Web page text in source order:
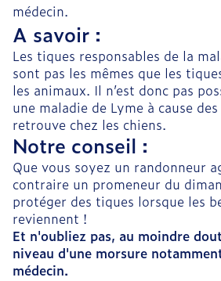
médecin.
A savoir :
Les tiques responsables de la
sont pas les mêmes que les
les animaux. Il n’est donc pas
une maladie de Lyme à cause
retrouve chez les chiens.
Notre conseil :
Que vous soyez un randonneur
contraire un promeneur du
protéger des tiques lorsque les
reviennent !
Et n'oubliez pas, au moindre
niveau d'une morsure
médecin.